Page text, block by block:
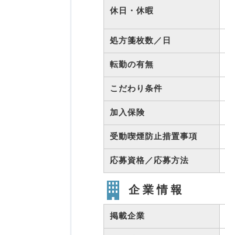
休日・休暇
処方箋枚数／日
転勤の有無
こだわり条件
加入保険
受動喫煙防止措置事項
応募資格／応募方法
企業情報
掲載企業